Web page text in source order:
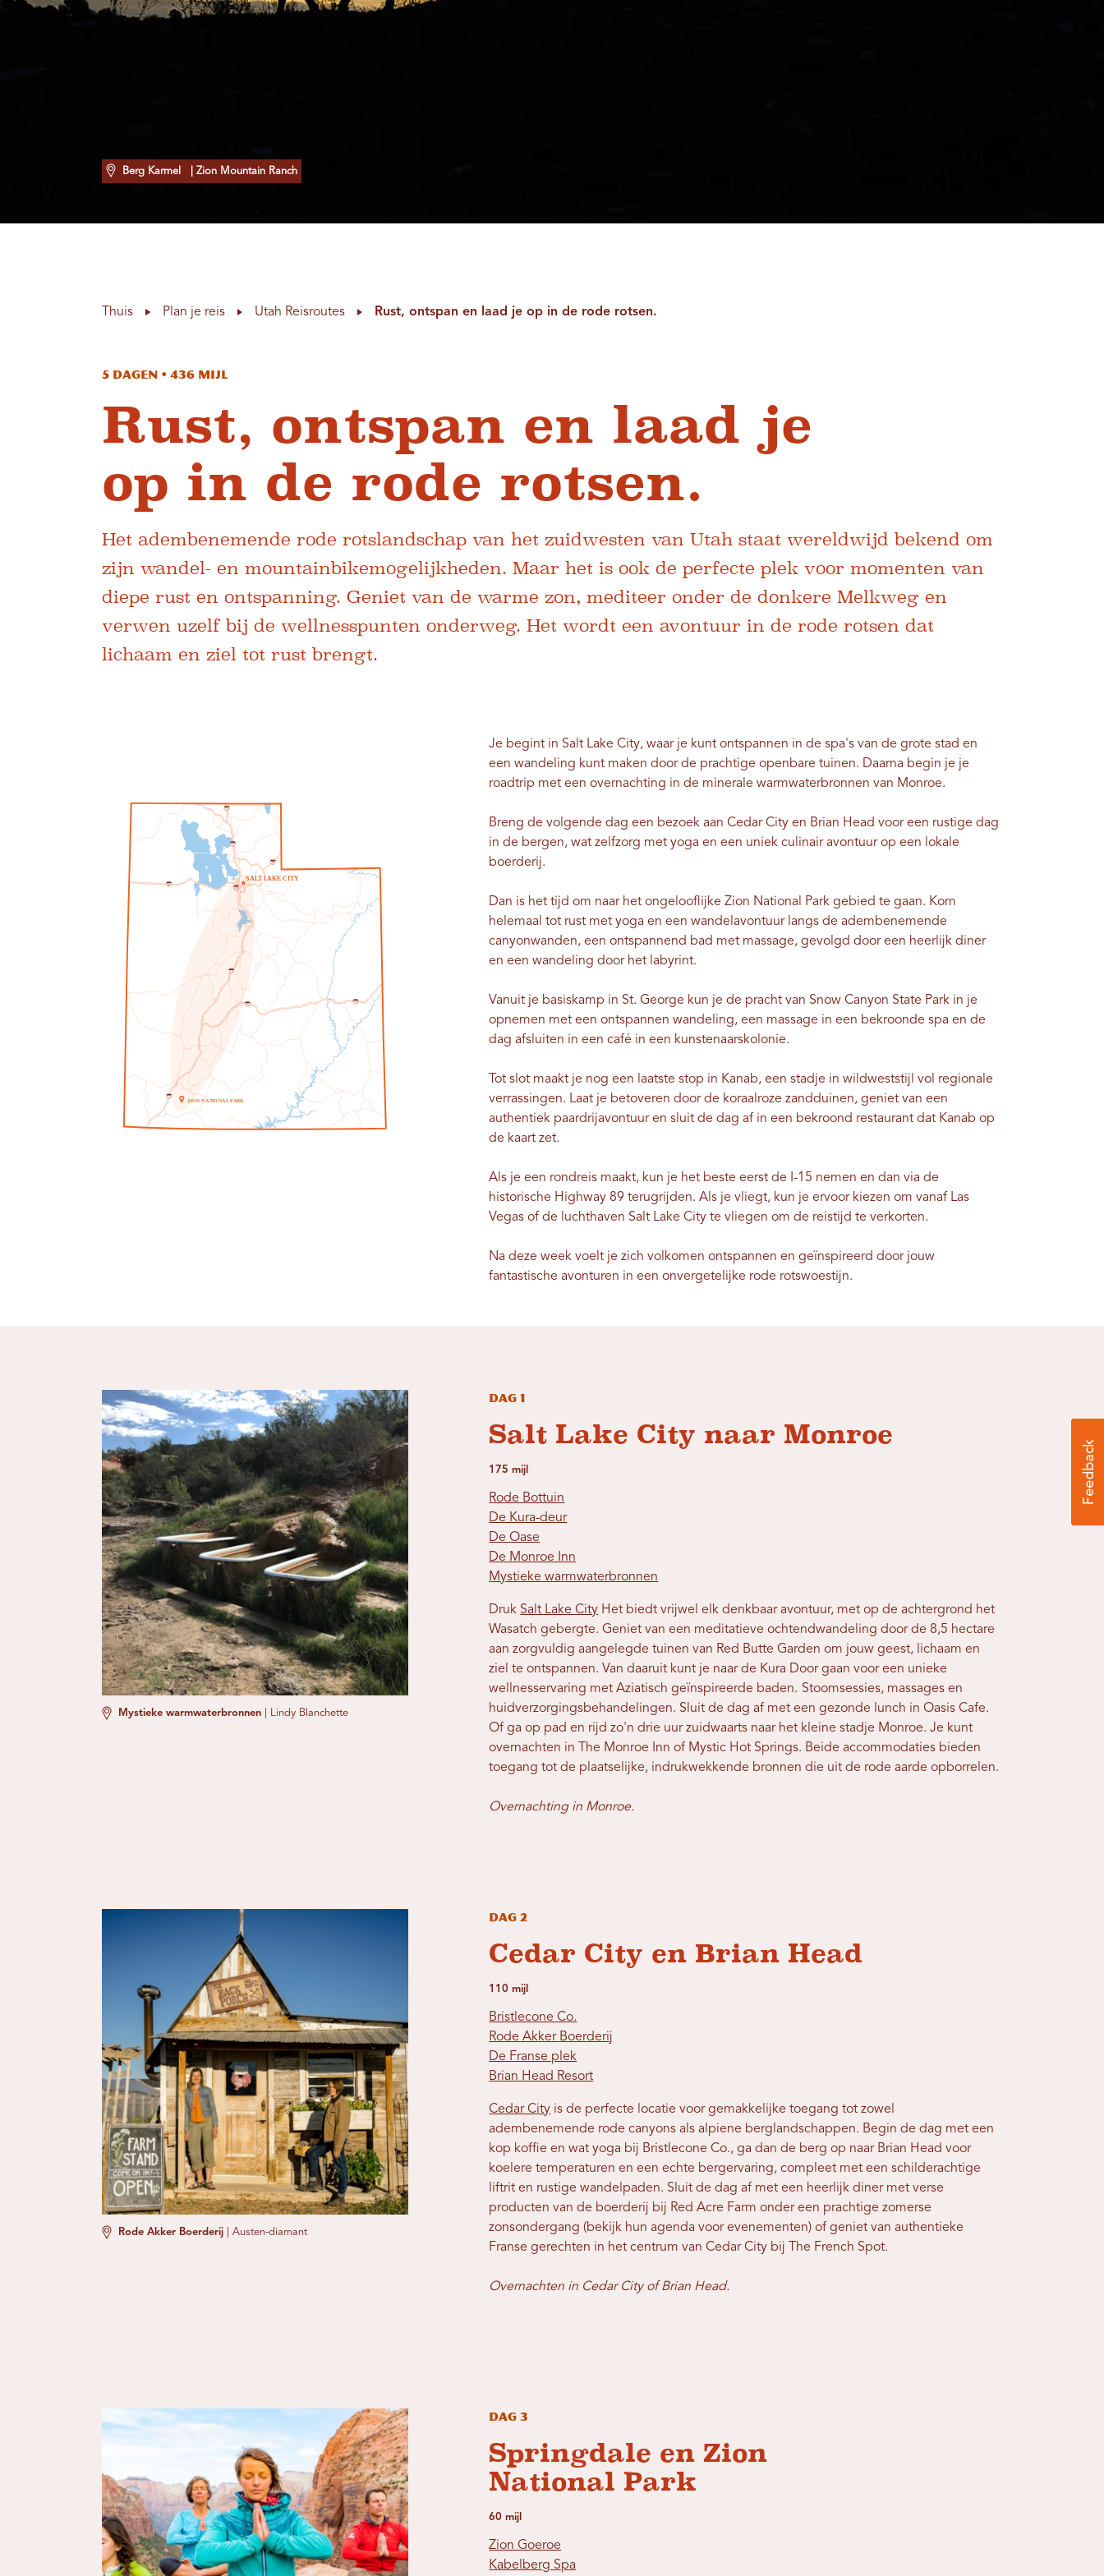
Berg Karmel | Zion Mountain Ranch
Thuis Plan je reis Utah Reisroutes Rust, ontspan en laad je op in de rode rotsen.
5 dagen • 436 mijl
Rust, ontspan en laad je
op in de rode rotsen.
Het adembenemende rode rotslandschap van het zuidwesten van Utah staat wereldwijd bekend om
zijn wandel- en mountainbikemogelijkheden. Maar het is ook de perfecte plek voor momenten van
diepe rust en ontspanning. Geniet van de warme zon, mediteer onder de donkere Melkweg en
verwen uzelf bij de wellnesspunten onderweg. Het wordt een avontuur in de rode rotsen dat
lichaam en ziel tot rust brengt.
SALTLAKECITY
ZIONNATIONALPARK
15
70
70
15
0
215
15
15
Je begint in Salt Lake City, waar je kunt ontspannen in de spa's van de grote stad en
een wandeling kunt maken door de prachtige openbare tuinen. Daarna begin je je
roadtrip met een overnachting in de minerale warmwaterbronnen van Monroe.
Breng de volgende dag een bezoek aan Cedar City en Brian Head voor een rustige dag
in de bergen, wat zelfzorg met yoga en een uniek culinair avontuur op een lokale
boerderij.
Dan is het tijd om naar het ongelooflijke Zion National Park gebied te gaan. Kom
helemaal tot rust met yoga en een wandelavontuur langs de adembenemende
canyonwanden, een ontspannend bad met massage, gevolgd door een heerlijk diner
en een wandeling door het labyrint.
Vanuit je basiskamp in St. George kun je de pracht van Snow Canyon State Park in je
opnemen met een ontspannen wandeling, een massage in een bekroonde spa en de
dag afsluiten in een café in een kunstenaarskolonie.
Tot slot maakt je nog een laatste stop in Kanab, een stadje in wildweststijl vol regionale
verrassingen. Laat je betoveren door de koraalroze zandduinen, geniet van een
authentiek paardrijavontuur en sluit de dag af in een bekroond restaurant dat Kanab op
de kaart zet.
Als je een rondreis maakt, kun je het beste eerst de I-15 nemen en dan via de
historische Highway 89 terugrijden. Als je vliegt, kun je ervoor kiezen om vanaf Las
Vegas of de luchthaven Salt Lake City te vliegen om de reistijd te verkorten.
Na deze week voelt je zich volkomen ontspannen en geïnspireerd door jouw
fantastische avonturen in een onvergetelijke rode rotswoestijn.
Mystieke warmwaterbronnen Lindy Blanchette
Dag 1
Salt Lake City naar Monroe
175 mijl
Rode Bottuin
De Kura-deur
De Oase
De Monroe Inn
Mystieke warmwaterbronnen
Druk Salt Lake City Het biedt vrijwel elk denkbaar avontuur, met op de achtergrond het
Wasatch gebergte. Geniet van een meditatieve ochtendwandeling door de 8,5 hectare
aan zorgvuldig aangelegde tuinen van Red Butte Garden om jouw geest, lichaam en
ziel te ontspannen. Van daaruit kunt je naar de Kura Door gaan voor een unieke
wellnesservaring met Aziatisch geïnspireerde baden. Stoomsessies, massages en
huidverzorgingsbehandelingen. Sluit de dag af met een gezonde lunch in Oasis Cafe.
Of ga op pad en rijd zo'n drie uur zuidwaarts naar het kleine stadje Monroe. Je kunt
overnachten in The Monroe Inn of Mystic Hot Springs. Beide accommodaties bieden
toegang tot de plaatselijke, indrukwekkende bronnen die uit de rode aarde opborrelen.
Overnachting in Monroe.
Rode Akker Boerderij |Austen-diamant
Dag 2
Cedar City en Brian Head
110 mijl
Bristlecone Co.
Rode Akker Boerderij
De Franse plek
Brian Head Resort
Cedar City is de perfecte locatie voor gemakkelijke toegang tot zowel
adembenemende rode canyons als alpiene berglandschappen. Begin de dag met een
kop koffie en wat yoga bij Bristlecone Co., ga dan de berg op naar Brian Head voor
koelere temperaturen en een echte bergervaring, compleet met een schilderachtige
liftrit en rustige wandelpaden. Sluit de dag af met een heerlijk diner met verse
producten van de boerderij bij Red Acre Farm onder een prachtige zomerse
zonsondergang (bekijk hun agenda voor evenementen) of geniet van authentieke
Franse gerechten in het centrum van Cedar City bij The French Spot.
Overnachten in Cedar City of Brian Head.
Dag 3
Springdale en Zion
National Park
60 mijl
Zion Goeroe
Kabelberg Spa